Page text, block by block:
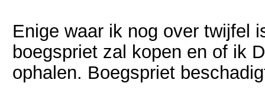
Enige waar ik nog over twijfel
boegspriet zal kopen en of ik
ophalen. Boegspriet